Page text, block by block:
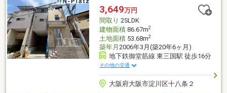
ください♪・令和8年7月リフォーム済♪美麗な状態で生活できる♪
キッチン新調、洗面所新調、浴室新調、トイレ新調、給湯器新
調・昭和61年：2階増築未登記
3,649万円
間取り 2SLDK
建物面積86.67m2
土地面積53.68m2
築年月 2006年3月(築20年6ヶ月)
地下鉄御堂筋線 東三国駅 徒歩16分
その他の交通
大阪府大阪市淀川区十八条２